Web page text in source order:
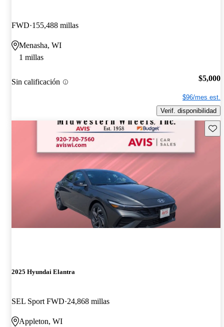
FWD 155,488 millas
Menasha, WI
1 millas
Sin calificación $5,000
$96/mes est.
Verif. disponibilidad
2025 Hyundai Elantra
SEL Sport FWD 24,868 millas
Appleton, WI